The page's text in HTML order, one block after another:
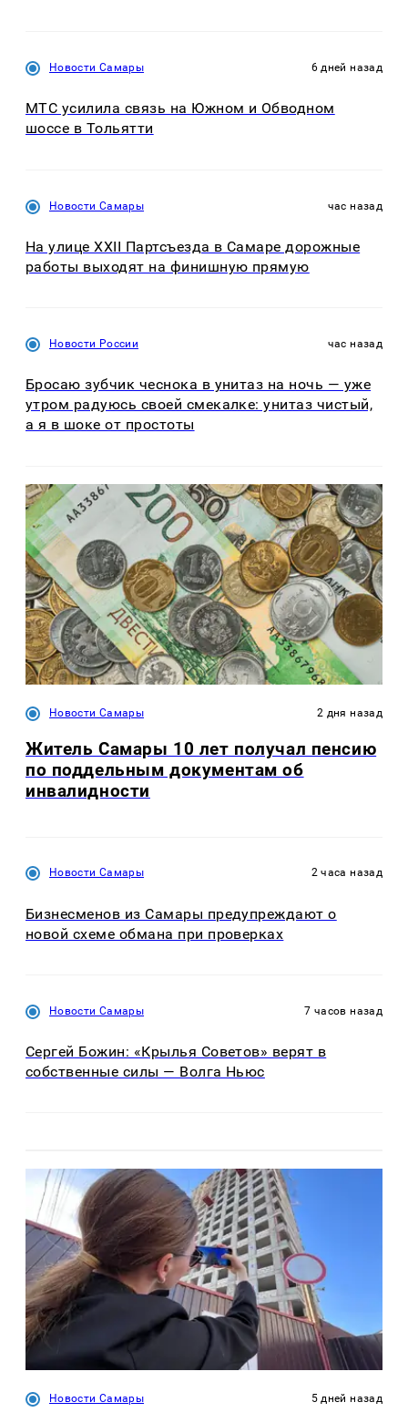
Новости Самары 6 дней назад
МТС усилила связь на Южном и Обводном
шоссе в Тольятти
Новости Самары час назад
На улице XXII Партсъезда в Самаре дорожные
работы выходят на финишную прямую
Новости России час назад
Бросаю зубчик чеснока в унитаз на ночь — уже
утром радуюсь своей смекалке: унитаз чистый,
а я в шоке от простоты
Новости Самары 2 дня назад
Житель Самары 10 лет получал пенсию
по поддельным документам об
инвалидности
Новости Самары 2 часа назад
Бизнесменов из Самары предупреждают о
новой схеме обмана при проверках
Новости Самары 7 часов назад
Сергей Божин: «Крылья Советов» верят в
собственные силы — Волга Ньюс
Новости Самары 5 дней назад